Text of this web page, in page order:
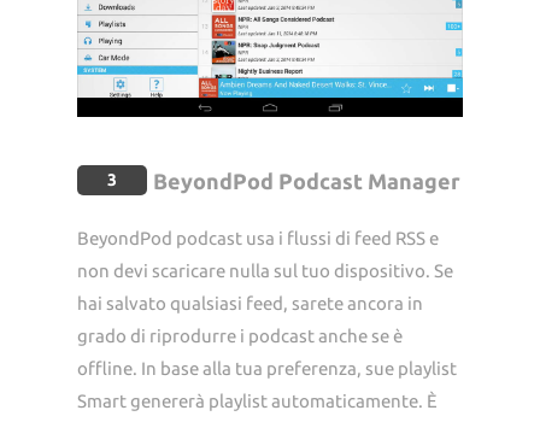
3 BeyondPod Podcast Manager
BeyondPod podcast usa i flussi di feed RSS e
non devi scaricare nulla sul tuo dispositivo. Se
hai salvato qualsiasi feed, sarete ancora in
grado di riprodurre i podcast anche se è
offline. In base alla tua preferenza, sue playlist
Smart genererà playlist automaticamente. È